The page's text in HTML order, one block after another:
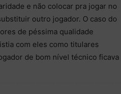
e não colocar pra jogar no
outro jogador. O caso do
de péssima qualidade
com eles como titulares
de bom nível técnico ficava